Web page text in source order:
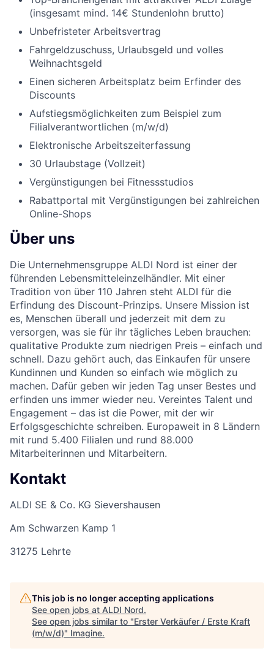
(insgesamt mind. 14€ Stundenlohn brutto)
Unbefristeter Arbeitsvertrag
Fahrgeldzuschuss, Urlaubsgeld und volles
Weihnachtsgeld
Einen sicheren Arbeitsplatz beim Erfinder des
Discounts
Aufstiegsmöglichkeiten zum Beispiel zum
Filialverantwortlichen (m/w/d)
Elektronische Arbeitszeiterfassung
30 Urlaubstage (Vollzeit)
Vergünstigungen bei Fitnessstudios
Rabattportal mit Vergünstigungen bei zahlreichen
Online-Shops
Über uns
Die Unternehmensgruppe ALDI Nord ist einer der
führenden Lebensmitteleinzelhändler. Mit einer
Tradition von über 110 Jahren steht ALDI für die
Erfindung des Discount-Prinzips. Unsere Mission ist
es, Menschen überall und jederzeit mit dem zu
versorgen, was sie für ihr tägliches Leben brauchen:
qualitative Produkte zum niedrigen Preis – einfach und
schnell. Dazu gehört auch, das Einkaufen für unsere
Kundinnen und Kunden so einfach wie möglich zu
machen. Dafür geben wir jeden Tag unser Bestes und
erfinden uns immer wieder neu. Vereintes Talent und
Engagement – das ist die Power, mit der wir
Erfolgsgeschichte schreiben. Europaweit in 8 Ländern
mit rund 5.400 Filialen und rund 88.000
Mitarbeiterinnen und Mitarbeitern.
Kontakt
ALDI SE & Co. KG Sievershausen
Am Schwarzen Kamp 1
31275 Lehrte
This job is no longer accepting applications
See open jobs at ALDI Nord.
See open jobs similar to "Erster Verkäufer / Erste Kraft
(m/w/d)" Imagine.